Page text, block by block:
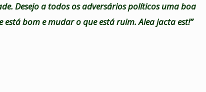
Desejo a todos os adversários políticos uma boa
bom e mudar o que está ruim. Alea jacta est!”